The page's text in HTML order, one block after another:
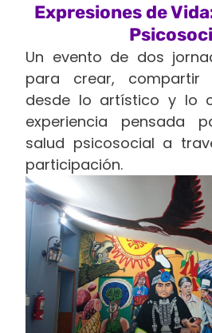
Expresiones de
Un evento de dos
para crear, compartir
desde lo artístico y lo
experiencia pensada
salud psicosocial a
participación.